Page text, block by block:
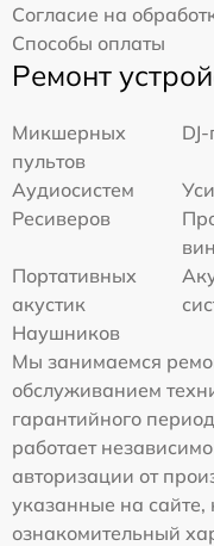
Согласие на
Способы оплаты
Ремонт
Микшерных
пультов
Аудиосистем
Ресиверов
Портативных
акустик
Наушников
Мы занимаемся
обслуживанием
гарантийного
работает
авторизации от
указанные на сайте,
ознакомительный